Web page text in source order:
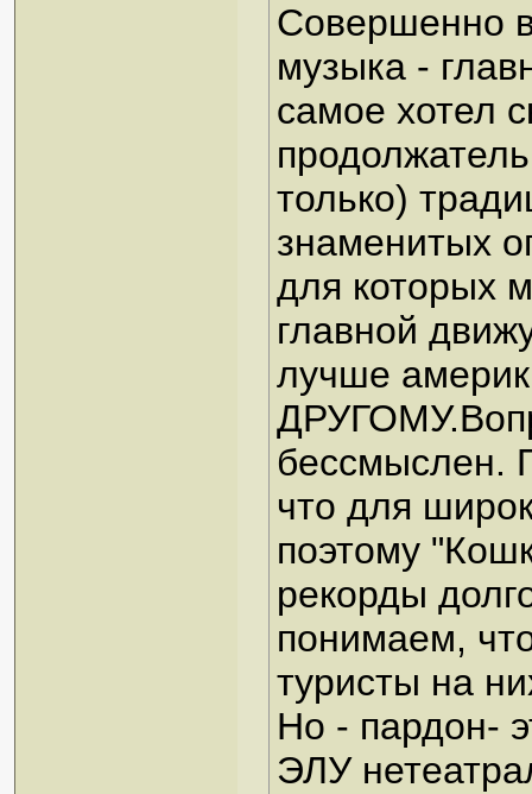
Совершенно
музыка -
самое хотел
только)
знаменитых
для которых
главной
лучше
бессмыслен.
что для
поэтому
рекорды
понимаем,
туристы на
Но - пардон-
ЭЛУ